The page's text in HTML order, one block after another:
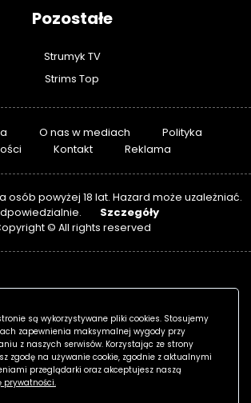
Pozostałe
Strumyk TV
Strims Top
O nas w mediach
Polityka
Kontakt Reklama
osób powyżej 18 lat. Hazard może uzależniać.
Szczegóły
© All rights reserved
są wykorzystywane pliki cookies. Stosujemy
zapewnienia maksymalnej wygody przy
z naszych serwisów. Korzystając ze strony
zgodę na używanie cookie, zgodnie z aktualnymi
przeglądarki oraz akceptujesz naszą
prywatności.